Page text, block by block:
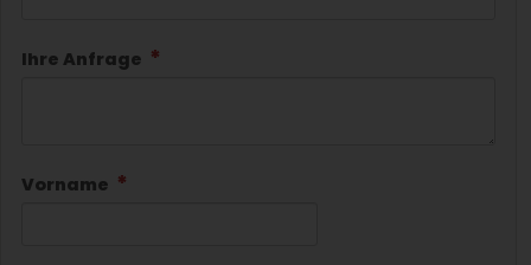
Ihre Anfrage
Vorname